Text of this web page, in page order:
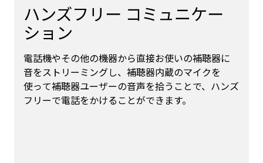
ハンズフリー コミュニケー
ション
電話機やその他の機器から直接お使いの補聴器に
音をストリーミングし、補聴器内蔵のマイクを
使って補聴器ユーザーの音声を拾うことで、ハンズ
フリーで電話をかけることができます。